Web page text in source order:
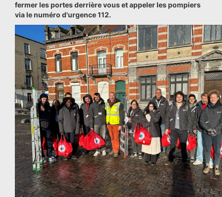
fermer les portes derrière vous et appeler les pompiers
via le numéro d'urgence 112.